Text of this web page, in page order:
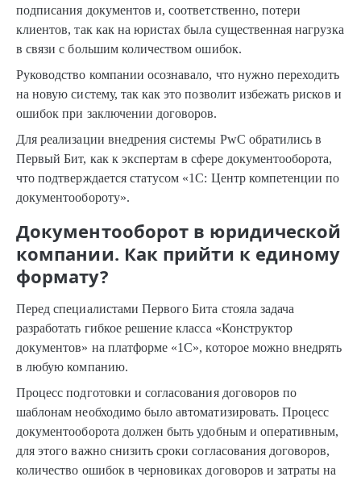
подписания документов и, соответственно, потери
клиентов, так как на юристах была существенная нагрузка
в связи с большим количеством ошибок.
Руководство компании осознавало, что нужно переходить
на новую систему, так как это позволит избежать рисков и
ошибок при заключении договоров.
Для реализации внедрения системы PwC обратились в
Первый Бит, как к экспертам в сфере документооборота,
что подтверждается статусом «1С: Центр компетенции по
документообороту».
Документооборот в юридической
компании. Как прийти к единому
формату?
Перед специалистами Первого Бита стояла задача
разработать гибкое решение класса «Конструктор
документов» на платформе «1С», которое можно внедрять
в любую компанию.
Процесс подготовки и согласования договоров по
шаблонам необходимо было автоматизировать. Процесс
документооборота должен быть удобным и оперативным,
для этого важно снизить сроки согласования договоров,
количество ошибок в черновиках договоров и затраты на